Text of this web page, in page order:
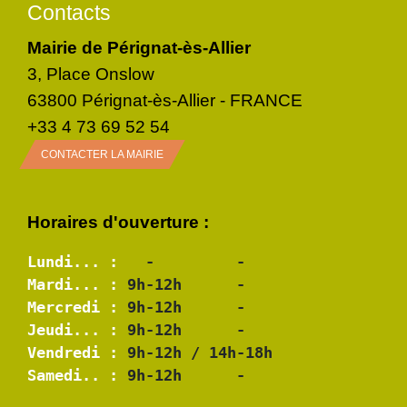
Contacts
Mairie de Pérignat-ès-Allier
3, Place Onslow
63800 Pérignat-ès-Allier - FRANCE
+33 4 73 69 52 54
CONTACTER LA MAIRIE
Horaires d'ouverture :
Lundi... :
Mardi... :
Mercredi :
Jeudi... :
Vendredi :
Samedi.. :
9h-12h      -